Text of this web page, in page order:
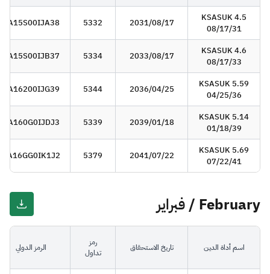
KSASUK 4.5
08/17/31
2031/08/17
5332
SA15S00IJA38
KSASUK 4.6
08/17/33
2033/08/17
5334
SA15S00IJB37
KSASUK 5.59
04/25/36
2036/04/25
5344
SA16200IJG39
KSASUK 5.14
01/18/39
2039/01/18
5339
SA160G0IJDJ3
KSASUK 5.69
07/22/41
2041/07/22
5379
SA16GG0IK1J2
February / فبراير
اسم أداة الدين تاريخ الاستحقاق
رمز
تداول
الرمز الدولي